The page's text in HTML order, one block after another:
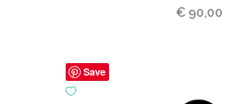
€90,00
Save